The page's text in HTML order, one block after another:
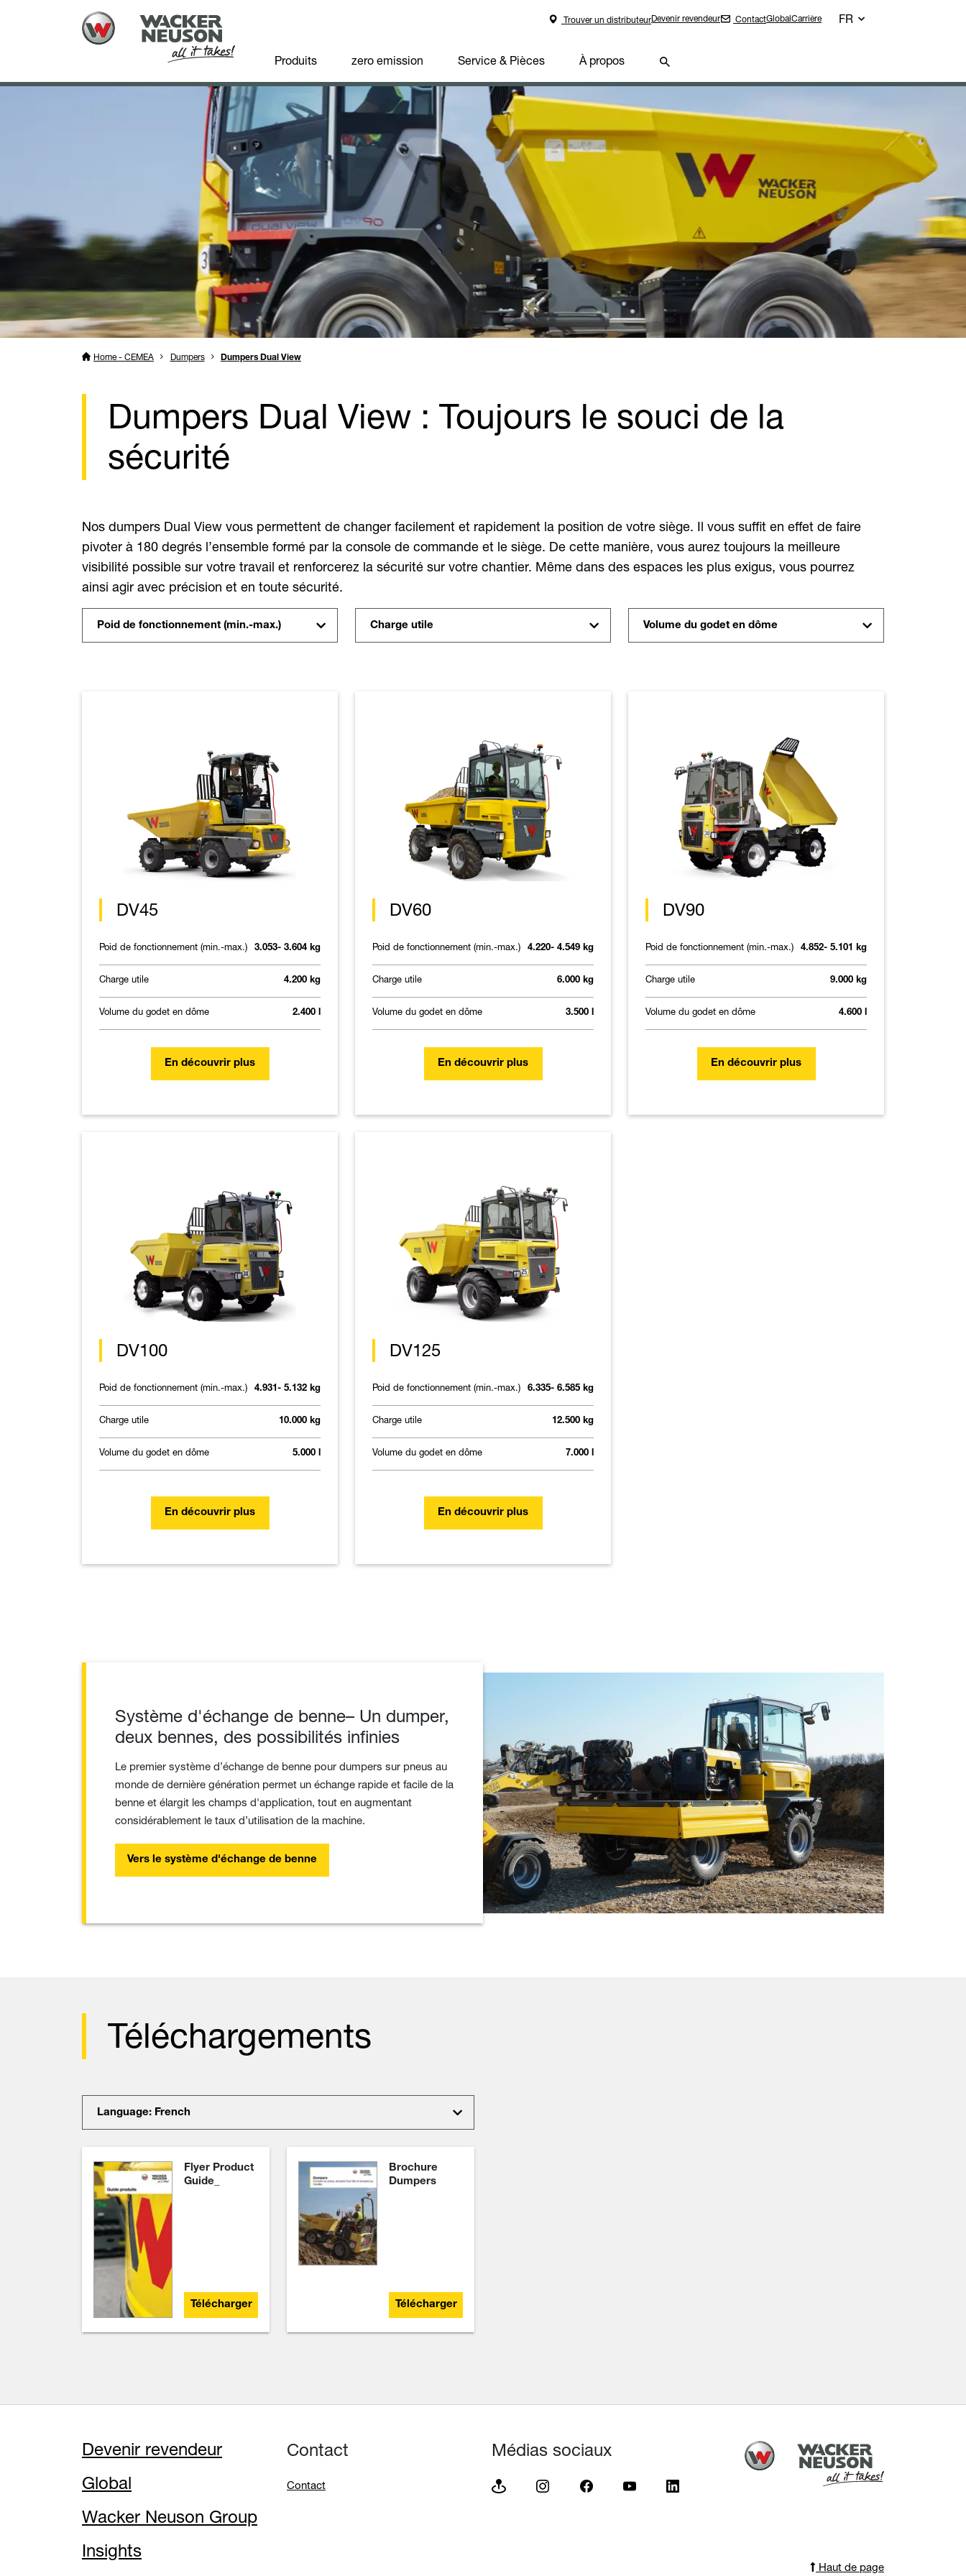
Trouver un distributeurDevenir revendeur ContactGlobalCarrière FR
Produits zero emission Service & Pièces À propos
Home - CEMEA Dumpers Dumpers Dual View
Dumpers Dual View : Toujours le souci de la
sécurité
Nos dumpers Dual View vous permettent de changer facilement et rapidement la position de votre siège. Il vous suffit en effet de faire
pivoter à 180 degrés l’ensemble formé par la console de commande et le siège. De cette manière, vous aurez toujours la meilleure
visibilité possible sur votre travail et renforcerez la sécurité sur votre chantier. Même dans des espaces les plus exigus, vous pourrez
ainsi agir avec précision et en toute sécurité.
Poid de fonctionnement (min.-max.) Charge utile Volume du godet en dôme
DV45
Poid de fonctionnement (min.-max.) 3.053- 3.604 kg
Charge utile 4.200 kg
Volume du godet en dôme 2.400 l
En découvrir plus
DV60
Poid de fonctionnement (min.-max.) 4.220- 4.549 kg
Charge utile 6.000 kg
Volume du godet en dôme 3.500 l
En découvrir plus
DV90
Poid de fonctionnement (min.-max.) 4.852- 5.101 kg
Charge utile 9.000 kg
Volume du godet en dôme 4.600 l
En découvrir plus
DV100
Poid de fonctionnement (min.-max.) 4.931- 5.132 kg
Charge utile 10.000 kg
Volume du godet en dôme 5.000 l
En découvrir plus
DV125
Poid de fonctionnement (min.-max.) 6.335- 6.585 kg
Charge utile 12.500 kg
Volume du godet en dôme 7.000 l
En découvrir plus
Système d'échange de benne– Un dumper,
deux bennes, des possibilités infinies
Le premier système d’échange de benne pour dumpers sur pneus au
monde de dernière génération permet un échange rapide et facile de la
benne et élargit les champs d'application, tout en augmentant
considérablement le taux d’utilisation de la machine.
Vers le système d'échange de benne
Téléchargements
Language: French
Flyer Product
Guide_
Télécharger
Brochure
Dumpers
Télécharger
Devenir revendeur
Global
Wacker Neuson Group
Insights
Contact
Contact
Médias sociaux
Haut de page